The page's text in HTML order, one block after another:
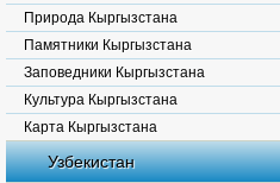
Природа Кыргызстана
Памятники Кыргызстана
Заповедники Кыргызстана
Культура Кыргызстана
Карта Кыргызстана
Узбекистан